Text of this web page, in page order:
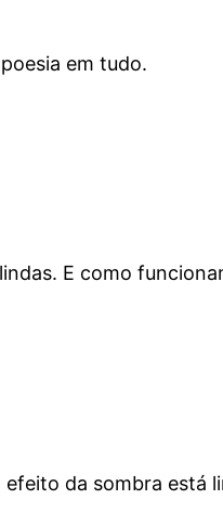
em tudo.
E como
da sombra está